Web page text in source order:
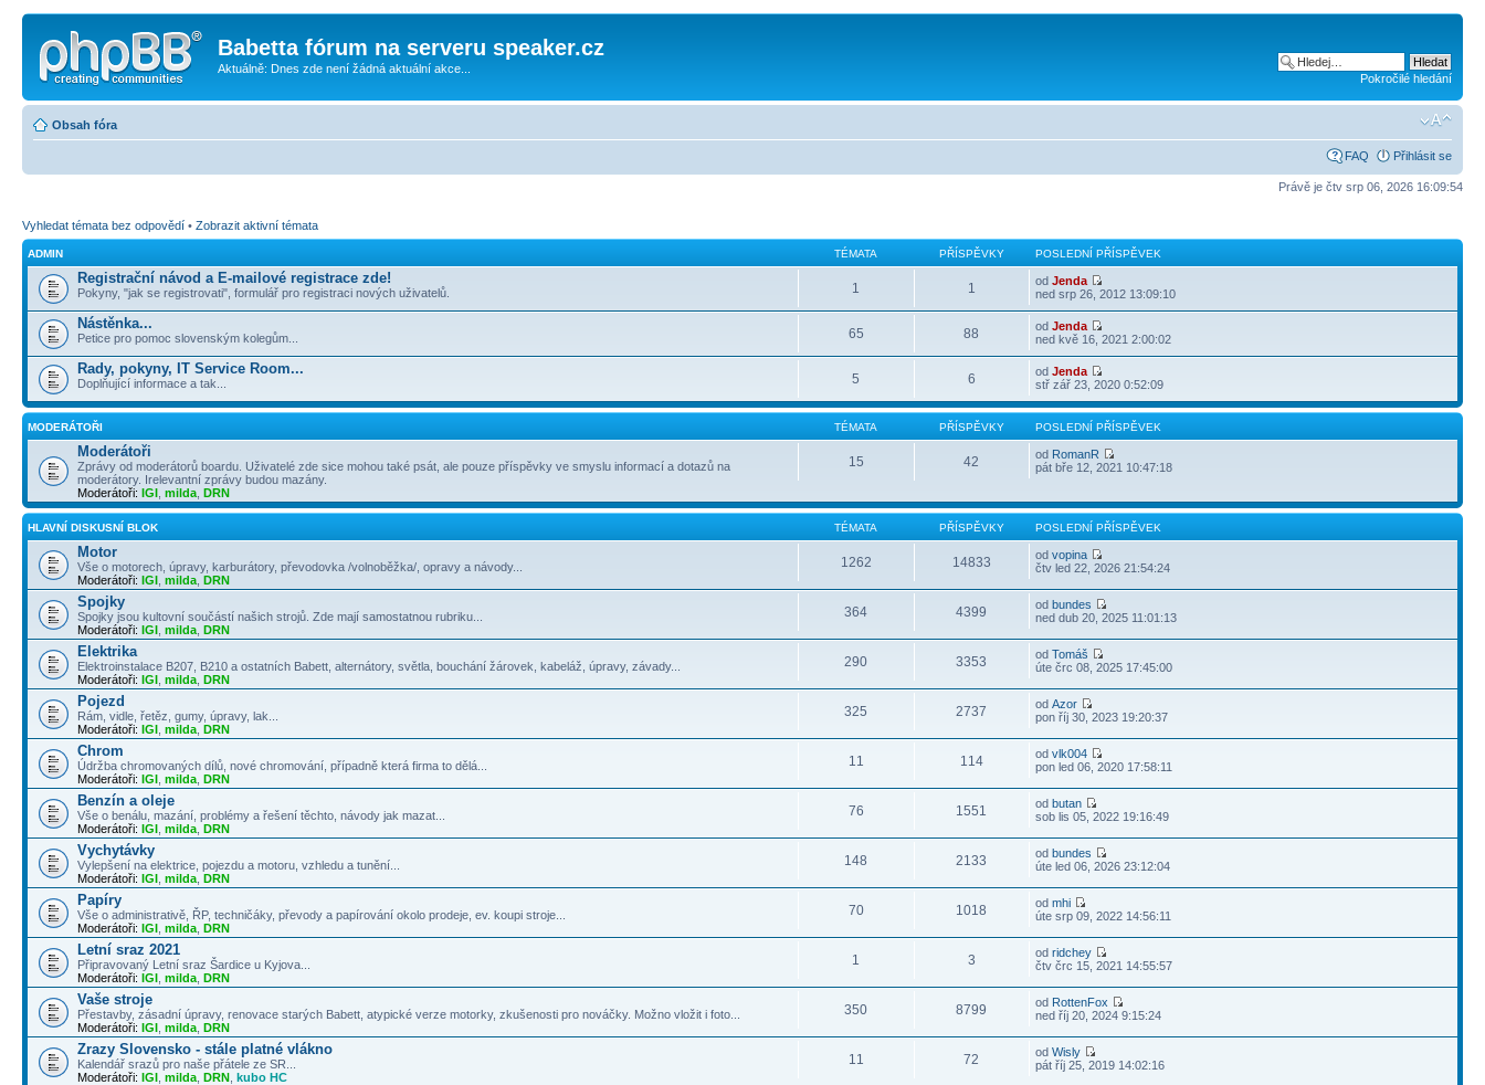
Babetta fórum na serveru speaker.cz
Aktuálně: Dnes zde není žádná aktuální akce...
Pokročilé hledání
Obsah fóra
FAQ Přihlásit se
Právě je čtv srp 06, 2026 16:09:54
Vyhledat témata bez odpovědí • Zobrazit aktivní témata
ADMIN TÉMATA PŘÍSPĚVKY POSLEDNÍ PŘÍSPĚVEK
Registrační návod a E-mailové registrace zde!
Pokyny, "jak se registrovati", formulář pro registraci nových uživatelů. 1 1 odJenda
ned srp 26, 2012 13:09:10
Nástěnka...
Petice pro pomoc slovenským kolegům... 65 88 odJenda
ned kvě 16, 2021 2:00:02
Rady, pokyny, IT Service Room...
Doplňující informace a tak... 5 6 odJenda
stř zář 23, 2020 0:52:09
MODERÁTOŘI TÉMATA PŘÍSPĚVKY POSLEDNÍ PŘÍSPĚVEK
Moderátoři
Zprávy od moderátorů boardu. Uživatelé zde sice mohou také psát, ale pouze příspěvky ve smyslu informací a dotazů na
moderátory. Irelevantní zprávy budou mazány.
Moderátoři: IGI milda DRN
15 42 od RomanR
pát bře 12, 2021 10:47:18
HLAVNÍ DISKUSNÍ BLOK TÉMATA PŘÍSPĚVKY POSLEDNÍ PŘÍSPĚVEK
Motor
Vše o motorech, úpravy, karburátory, převodovka /volnoběžka/, opravy a návody...
Moderátoři: IGI milda DRN
1262 14833 odvopina
čtv led 22, 2026 21:54:24
Spojky
Spojky jsou kultovní součástí našich strojů. Zde mají samostatnou rubriku...
Moderátoři: IGI milda DRN
364 4399 odbundes
ned dub 20, 2025 11:01:13
Elektrika
Elektroinstalace B207, B210 a ostatních Babett, alternátory, světla, bouchání žárovek, kabeláž, úpravy, závady...
Moderátoři: IGI milda DRN
290 3353 odTomáš
úte črc 08, 2025 17:45:00
Pojezd
Rám, vidle, řetěz, gumy, úpravy, lak...
Moderátoři: IGI milda DRN
325 2737 odAzor
pon říj 30, 2023 19:20:37
Chrom
Údržba chromovaných dílů, nové chromování, případně která firma to dělá...
Moderátoři: IGI milda DRN
11 114 odvlk004
pon led 06, 2020 17:58:11
Benzín a oleje
Vše o benálu, mazání, problémy a řešení těchto, návody jak mazat...
Moderátoři: IGI milda DRN
76 1551 odbutan
sob lis 05, 2022 19:16:49
Vychytávky
Vylepšení na elektrice, pojezdu a motoru, vzhledu a tunění...
Moderátoři: IGI milda DRN
148 2133 odbundes
úte led 06, 2026 23:12:04
Papíry
Vše o administrativě, ŘP, techničáky, převody a papírování okolo prodeje, ev. koupi stroje...
Moderátoři: IGI milda DRN
70 1018 odmhi
úte srp 09, 2022 14:56:11
Letní sraz 2021
Připravovaný Letní sraz Šardice u Kyjova...
Moderátoři: IGI milda DRN
1 3 odridchey
čtv črc 15, 2021 14:55:57
Vaše stroje
Přestavby, zásadní úpravy, renovace starých Babett, atypické verze motorky, zkušenosti pro nováčky. Možno vložit i foto...
Moderátoři: IGI milda DRN
350 8799 od RottenFox
ned říj 20, 2024 9:15:24
Zrazy Slovensko - stále platné vlákno
Kalendář srazů pro naše přátele ze SR...
Moderátoři: IGI milda DRN kubo HC
11 72 odWisly
pát říj 25, 2019 14:02:16